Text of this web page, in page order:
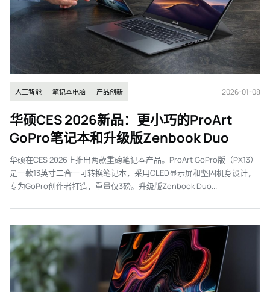
人工智能 笔记本电脑 产品创新 2026-01-08
华硕CES 2026新品：更小巧的ProArt
GoPro笔记本和升级版Zenbook Duo
华硕在CES 2026上推出两款重磅笔记本产品。ProArt GoPro版（PX13）
是一款13英寸二合一可转换笔记本，采用OLED显示屏和坚固机身设计，
专为GoPro创作者打造，重量仅3磅。升级版Zenbook Duo...